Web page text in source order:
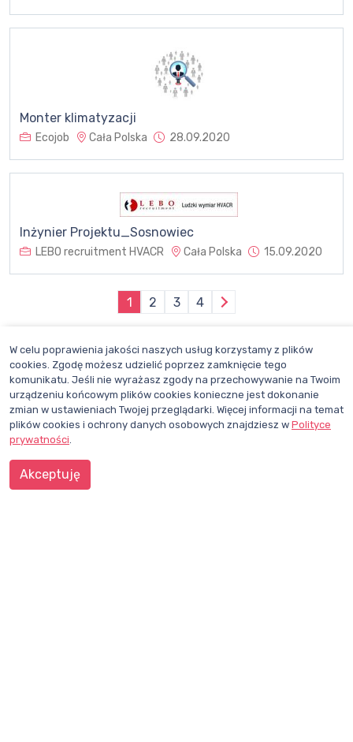
Monter klimatyzacji
Ecojob Cała Polska 28.09.2020
Inżynier Projektu_Sosnowiec
LEBO recruitment HVACR Cała Polska 15.09.2020
1 2 3 4
CHCESZ BYĆ NA BIEŻĄCO?
ZAPISZ SIĘ DO NEWSLETTERA
W celu poprawienia jakości naszych usług korzystamy z plików
cookies. Zgodę możesz udzielić poprzez zamknięcie tego
komunikatu. Jeśli nie wyrażasz zgody na przechowywanie na Twoim
urządzeniu końcowym plików cookies konieczne jest dokonanie
zmian w ustawieniach Twojej przeglądarki. Więcej informacji na temat
plików cookies i ochrony danych osobowych znajdziesz w Polityce
prywatności.
Akceptuję